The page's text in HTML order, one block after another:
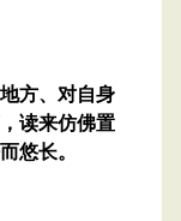
方、对自身
读来仿佛置
悠长。